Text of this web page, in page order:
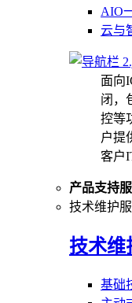
AIO
云与
面向
闭，
控等
户提
客户
产品支持
技术维护
技术维
基础